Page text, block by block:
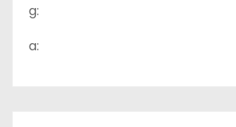
g:
a: